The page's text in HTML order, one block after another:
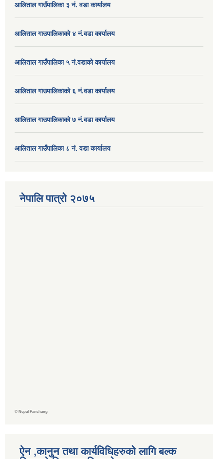
आलिताल गाउँपालिका ३ नं. वडा कार्यालय
आलिताल गाउपालिकाको ४ नं.वडा कार्यालय
आलिताल गाउँपालिका ५ नं.वडाको कार्यालय
आलिताल गाउपालिकाको ६ नं.वडा कार्यालय
आलिताल गाउपालिकाको ७ नं.वडा कार्यालय
आलिताल गाउँपालिका ८ नं. वडा कार्यालय
नेपालि पात्रो २०७५
© Nepal Panchang
ऐन ,कानुन तथा कार्यविधिहरुको लागि बल्क